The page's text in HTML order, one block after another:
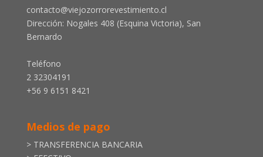
contacto@viejozorrorevestimiento.cl
Dirección: Nogales 408 (Esquina Victoria), San
Bernardo
Teléfono
2 32304191
+56 9 6151 8421
Medios de pago
> TRANSFERENCIA BANCARIA